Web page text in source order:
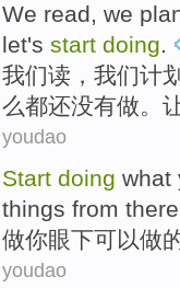
We read, we
let's start doing.
我们读 ，我们计划
么都还没有做。
youdao
Start doing what
things from
做你眼下可以做
youdao